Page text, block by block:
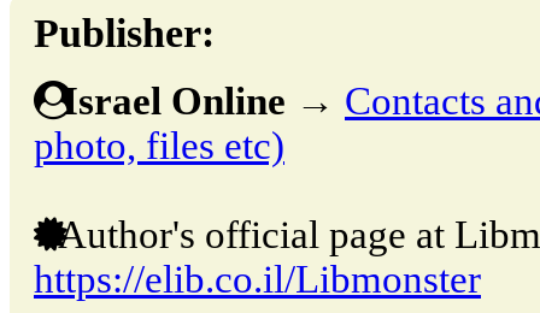
Publisher:
Israel Online → Contacts
photo, files etc)
Author's official page at
https://elib.co.il/Libmonster